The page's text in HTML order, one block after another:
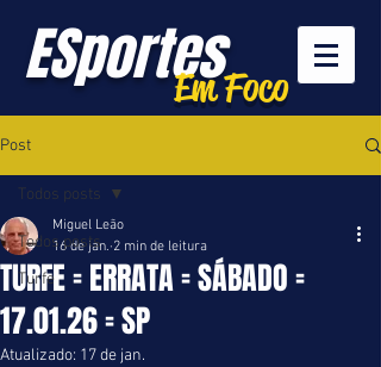
ESportesEm Foco
Post
Todos posts
Turfe
Todos posts
TURFE = ERRATA = SÁBADO =
17.01.26 = SP
Miguel Leão
16 de jan. 2 min de leitura
Atualizado: 17 de jan.